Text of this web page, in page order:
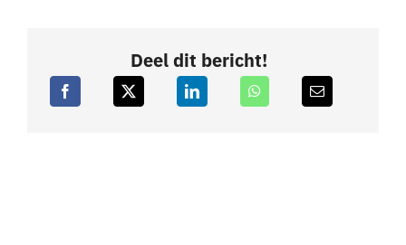
Deel dit bericht!